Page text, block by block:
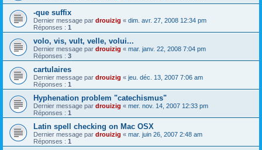
-que suffix
Dernier message par drouizig « dim. avr. 27, 2008 12:34 pm
Réponses : 1
volo, vis, vult, velle, volui...
Dernier message par drouizig « mar. janv. 22, 2008 7:04 pm
Réponses : 3
cartulaires
Dernier message par drouizig « jeu. déc. 13, 2007 7:06 am
Réponses : 1
Hyphenation problem "catechismus"
Dernier message par drouizig « mer. nov. 14, 2007 12:33 pm
Réponses : 1
Latin spell checking on Mac OSX
Dernier message par drouizig « mar. juin 26, 2007 2:48 am
Réponses : 1